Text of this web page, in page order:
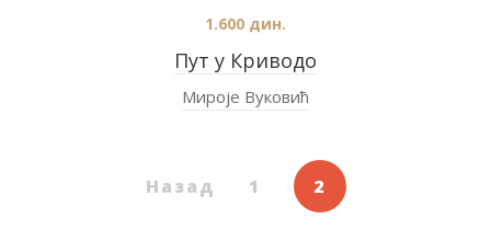
Пут у Криводо
1.600 дин.
Мироје Вуковић
Назад 1 2